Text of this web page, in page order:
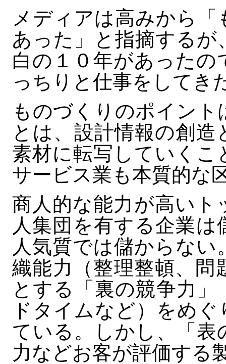
メディアは高みから
あった」と指摘する
白の１０年があった
っちりと仕事をしてき
ものづくりのポイン
とは、設計情報の創
素材に転写していくこ
サービス業も本質的な
商人的な能力が高いト
人集団を有する企業
人気質では儲からな
織能力（整理整頓、問
とする「裏の競争力
ドタイムなど）をめ
ている。しかし、「表
力などお客が評価する